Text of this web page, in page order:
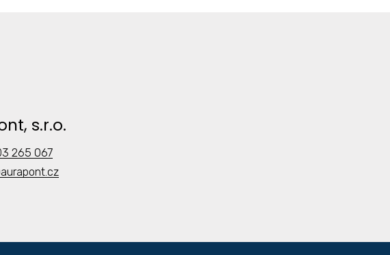
s.r.o.
265 067